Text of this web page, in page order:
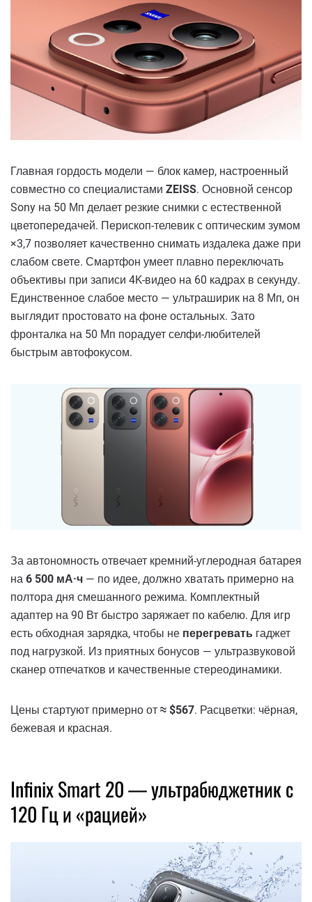
Главная гордость модели — блок камер, настроенный
совместно со специалистами ZEISS. Основной сенсор
Sony на 50 Мп делает резкие снимки с естественной
цветопередачей. Перископ-телевик с оптическим зумом
×3,7 позволяет качественно снимать издалека даже при
слабом свете. Смартфон умеет плавно переключать
объективы при записи 4K-видео на 60 кадрах в секунду.
Единственное слабое место — ультраширик на 8 Мп, он
выглядит простовато на фоне остальных. Зато
фронталка на 50 Мп порадует селфи-любителей
быстрым автофокусом.
За автономность отвечает кремний-углеродная батарея
на 6 500 мА·ч — по идее, должно хватать примерно на
полтора дня смешанного режима. Комплектный
адаптер на 90 Вт быстро заряжает по кабелю. Для игр
есть обходная зарядка, чтобы не перегревать гаджет
под нагрузкой. Из приятных бонусов — ультразвуковой
сканер отпечатков и качественные стереодинамики.
Цены стартуют примерно от ≈ $567. Расцветки: чёрная,
бежевая и красная.
Infinix Smart 20 — ультрабюджетник с
120 Гц и «рацией»